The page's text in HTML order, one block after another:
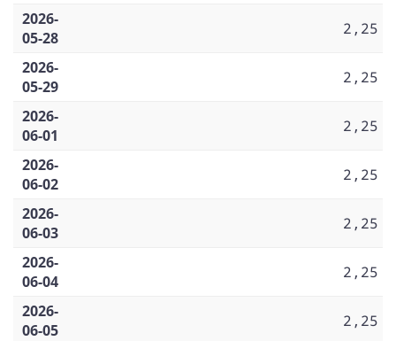
2026-
05-28
2,25
2026-
05-29
2,25
2026-
06-01
2,25
2026-
06-02
2,25
2026-
06-03
2,25
2026-
06-04
2,25
2026-
06-05
2,25